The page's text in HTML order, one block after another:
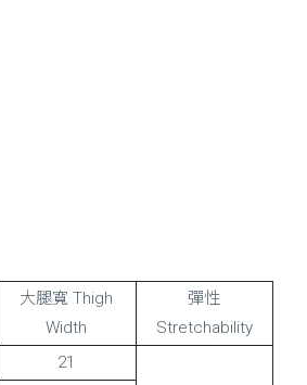
大腿寬 Thigh
Width
彈性
Stretchability
21